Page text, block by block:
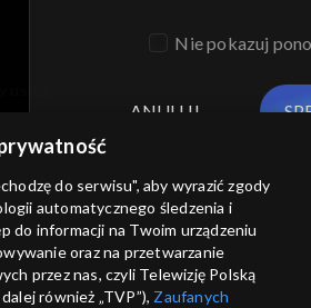
Nie pokazuj
ANULUJ
do serwisu", aby wyrazić zgody
automatycznego śledzenia i
do informacji na Twoim urządzeniu
oraz na przetwarzanie
przez nas, czyli Telewizję Polską
również „TVP”), Zaufanych